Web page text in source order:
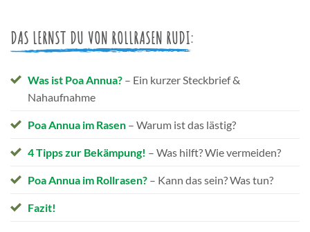
DAS LERNST DU VON ROLLRASEN RUDI:
Was ist Poa Annua? – Ein kurzer Steckbrief &
Nahaufnahme
Poa Annua im Rasen – Warum ist das lästig?
4 Tipps zur Bekämpung! – Was hilft? Wie vermeiden?
Poa Annua im Rollrasen? – Kann das sein? Was tun?
Fazit!